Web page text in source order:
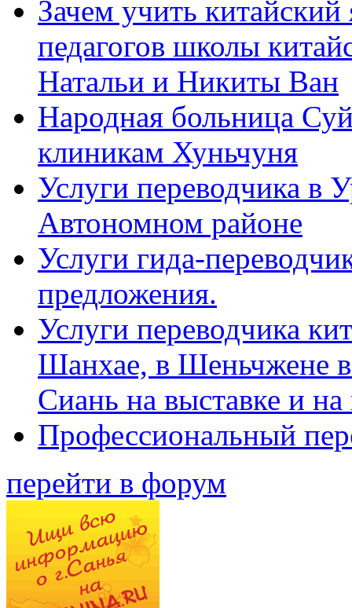
Зачем учить
педагогов школы
Натальи и Никиты Ван
Народная больница
клиникам Хуньчуня
Услуги переводчика в
Автономном районе
Услуги гида-
предложения.
Услуги переводчика
Шанхае, в Шеньчжене
Сиань на выставке и
Профессиональный
перейти в форум